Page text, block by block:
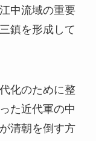
中流域の重要
鎮を形成して
化のために整
た近代軍の中
清朝を倒す方